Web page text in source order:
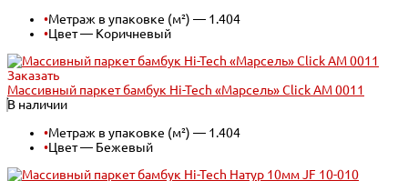
•Метраж в упаковке (м²) — 1.404
•Цвет — Коричневый
Заказать
Массивный паркет бамбук Hi-Tech «Марсель» Click АМ 0011
В наличии
•Метраж в упаковке (м²) — 1.404
•Цвет — Бежевый